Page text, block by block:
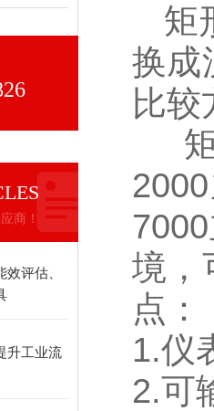
商！
评估、
升工业流
矩
换成
比
矩
境，
点：
1.仪
2.可